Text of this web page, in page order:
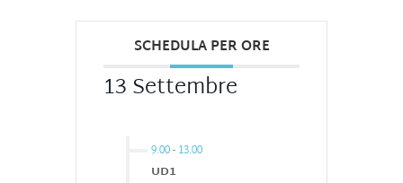
SCHEDULA PER ORE
13 Settembre
9.00-13.00
UD1